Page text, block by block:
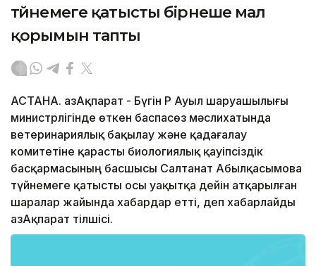
түйнемеге қатысты бірнеше мал
қорымын тапты
АСТАНА. ҚазАқпарат - Бүгін ҚР Ауыл шаруашылығы
министрлігінде өткен баспасөз мәслихатында
ветеринариялық бақылау және қадағалау
комитетіне қарасты биологиялық қауіпсіздік
басқармасының басшысы Салтанат Абылқасымова
түйнемеге қатысты осы уақытқа дейін атқарылған
шаралар жайында хабардар етті, деп хабарлайды
ҚазАқпарат тілшісі.